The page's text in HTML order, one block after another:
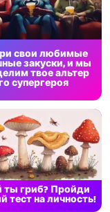
свои любимые
закуски, и мы
твое альтер
супергероя
ты гриб? Пройди
тест на личность!